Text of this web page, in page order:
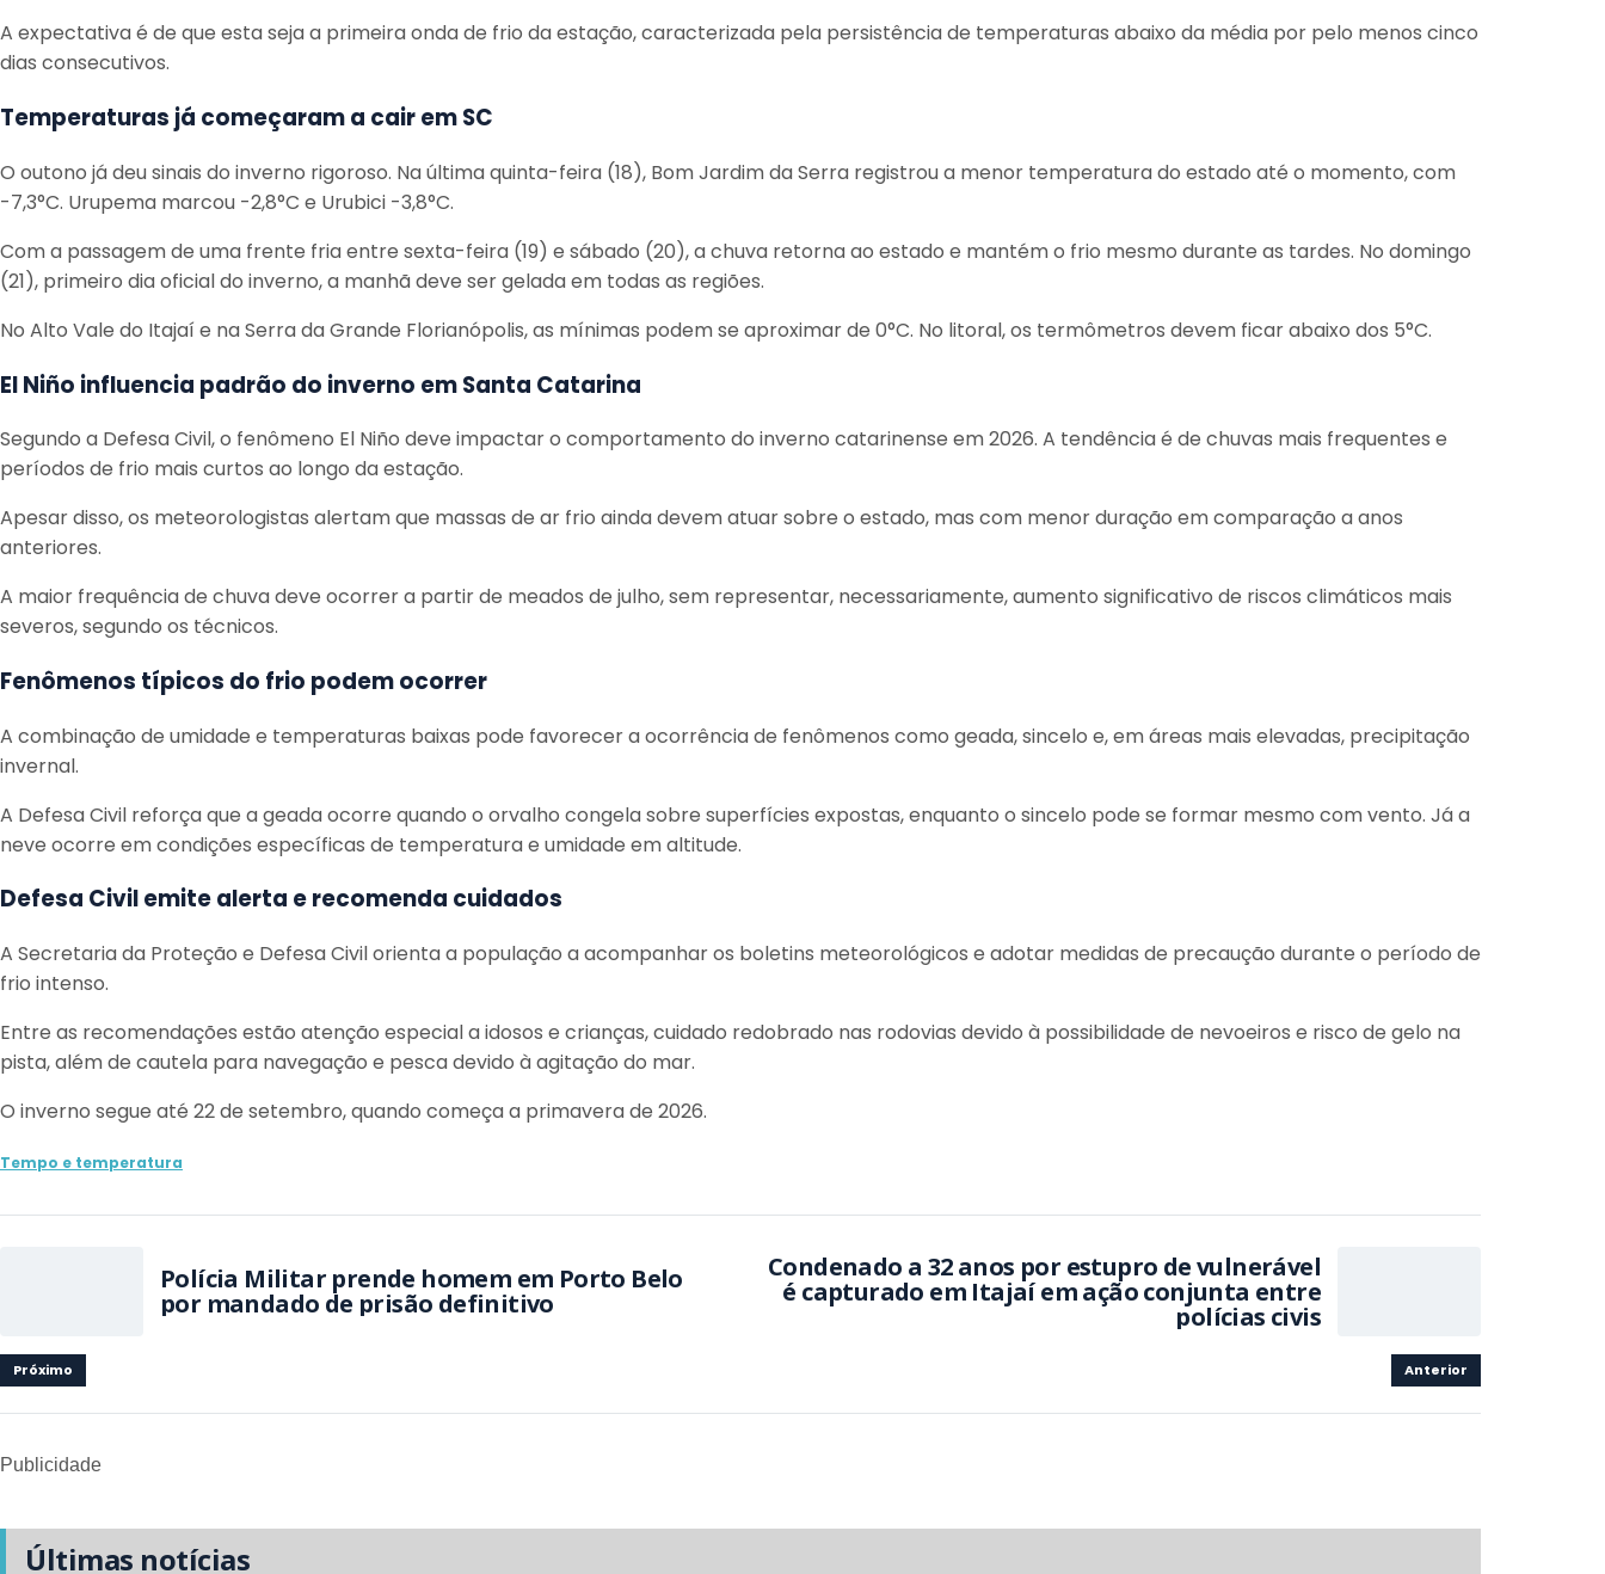
A expectativa é de que esta seja a primeira onda de frio da estação, caracterizada pela persistência de temperaturas abaixo da média por pelo menos cinco
dias consecutivos.
Temperaturas já começaram a cair em SC
O outono já deu sinais do inverno rigoroso. Na última quinta-feira (18), Bom Jardim da Serra registrou a menor temperatura do estado até o momento, com
-7,3°C. Urupema marcou -2,8°C e Urubici -3,8°C.
Com a passagem de uma frente fria entre sexta-feira (19) e sábado (20), a chuva retorna ao estado e mantém o frio mesmo durante as tardes. No domingo
(21), primeiro dia oficial do inverno, a manhã deve ser gelada em todas as regiões.
No Alto Vale do Itajaí e na Serra da Grande Florianópolis, as mínimas podem se aproximar de 0°C. No litoral, os termômetros devem ficar abaixo dos 5°C.
El Niño influencia padrão do inverno em Santa Catarina
Segundo a Defesa Civil, o fenômeno El Niño deve impactar o comportamento do inverno catarinense em 2026. A tendência é de chuvas mais frequentes e
períodos de frio mais curtos ao longo da estação.
Apesar disso, os meteorologistas alertam que massas de ar frio ainda devem atuar sobre o estado, mas com menor duração em comparação a anos
anteriores.
A maior frequência de chuva deve ocorrer a partir de meados de julho, sem representar, necessariamente, aumento significativo de riscos climáticos mais
severos, segundo os técnicos.
Fenômenos típicos do frio podem ocorrer
A combinação de umidade e temperaturas baixas pode favorecer a ocorrência de fenômenos como geada, sincelo e, em áreas mais elevadas, precipitação
invernal.
A Defesa Civil reforça que a geada ocorre quando o orvalho congela sobre superfícies expostas, enquanto o sincelo pode se formar mesmo com vento. Já a
neve ocorre em condições específicas de temperatura e umidade em altitude.
Defesa Civil emite alerta e recomenda cuidados
A Secretaria da Proteção e Defesa Civil orienta a população a acompanhar os boletins meteorológicos e adotar medidas de precaução durante o período de
frio intenso.
Entre as recomendações estão atenção especial a idosos e crianças, cuidado redobrado nas rodovias devido à possibilidade de nevoeiros e risco de gelo na
pista, além de cautela para navegação e pesca devido à agitação do mar.
O inverno segue até 22 de setembro, quando começa a primavera de 2026.
Tempo e temperatura
Polícia Militar prende homem em Porto Belo
por mandado de prisão definitivo
Próximo
Condenado a 32 anos por estupro de vulnerável
é capturado em Itajaí em ação conjunta entre
polícias civis
Anterior
Publicidade
Últimas notícias